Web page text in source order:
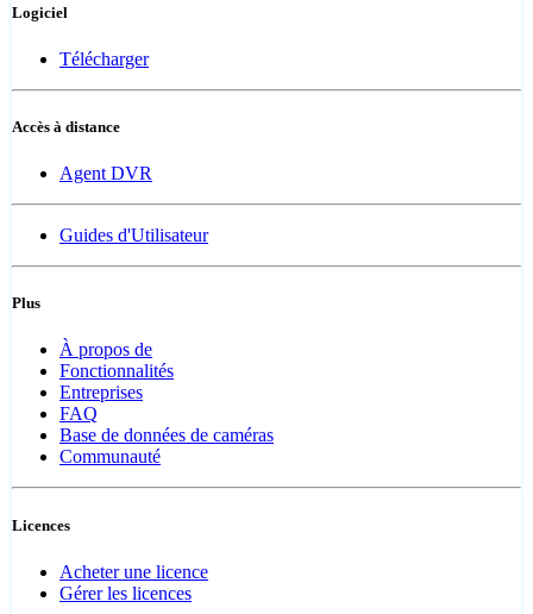
Logiciel
Télécharger
Accès à distance
Agent DVR
Guides d'Utilisateur
Plus
À propos de
Fonctionnalités
Entreprises
FAQ
Base de données de caméras
Communauté
Licences
Acheter une licence
Gérer les licences